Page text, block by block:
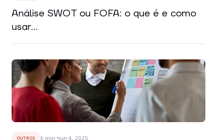
Análise SWOT ou FOFA: o que é e como
usar...
OUTROS 6 min jun 4, 2025